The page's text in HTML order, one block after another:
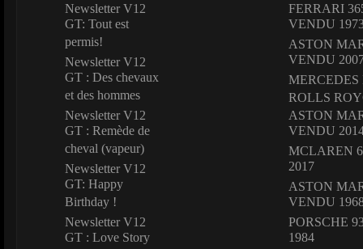
Newsletter V12
GT: Tout est
permis!
Newsletter V12
GT : Des chevaux
et des hommes
Newsletter V12
GT : Remède de
cheval (vapeur)
Newsletter V12
GT: Happy
Birthday !
Newsletter V12
GT : Love Story
FERRARI
VENDU
ASTON
VENDU
MERCEDES
ROLLS
ASTON
VENDU
MCLAREN
2017
ASTON
VENDU
PORSCHE
1984